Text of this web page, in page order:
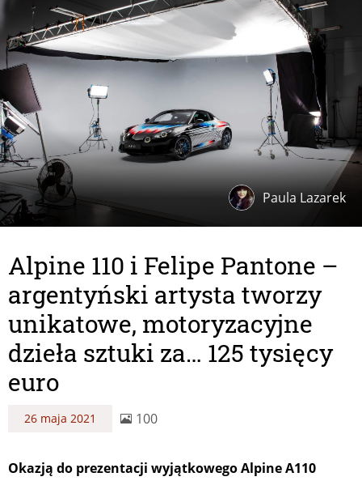
Paula Lazarek
Alpine 110 i Felipe Pantone –
argentyński artysta tworzy
unikatowe, motoryzacyjne
dzieła sztuki za… 125 tysięcy
euro
26 maja 2021 100
Okazją do prezentacji wyjątkowego Alpine A110